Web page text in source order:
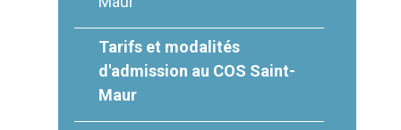
Tarifs et modalités
d'admission au COS Saint-
Maur